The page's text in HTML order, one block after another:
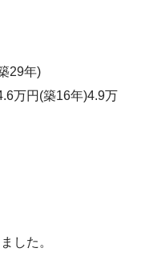
29年)
万円(築16年)4.9万
した。